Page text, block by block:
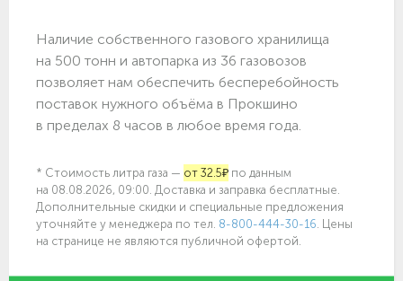
Наличие собственного газового хранилища
на 500 тонн и автопарка из 36 газовозов
позволяет нам обеспечить бесперебойность
поставок нужного объёма в Прокшино
в пределах 8 часов в любое время года.
* Стоимость литра газа — от 32.5₽ по данным
на 08.08.2026, 09:00. Доставка и заправка бесплатные.
Дополнительные скидки и специальные предложения
уточняйте у менеджера по тел. 8-800-444-30-16 . Цены
на странице не являются публичной офертой.